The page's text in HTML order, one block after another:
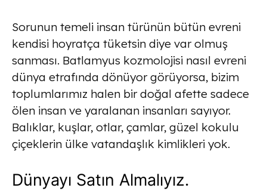
Sorunun temeli insan türünün bütün evreni
kendisi hoyratça tüketsin diye var olmuş
sanması. Batlamyus kozmolojisi nasıl evreni
dünya etrafında dönüyor görüyorsa, bizim
toplumlarımız halen bir doğal afette sadece
ölen insan ve yaralanan insanları sayıyor.
Balıklar, kuşlar, otlar, çamlar, güzel kokulu
çiçeklerin ülke vatandaşlık kimlikleri yok.
Dünyayı Satın Almalıyız.